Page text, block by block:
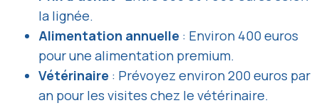
la lignée.
Alimentation annuelle : Environ 400 euros
pour une alimentation premium.
Vétérinaire : Prévoyez environ 200 euros par
an pour les visites chez le vétérinaire.